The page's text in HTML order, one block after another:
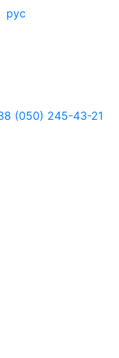
рус
(050) 245-43-21